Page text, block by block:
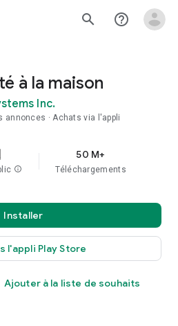
search help_outline
à la maison
Inc.
annonces Achats via l'appli
info
50 M+
Téléchargements
Installer
l'appli Play Store
Ajouter à la liste de souhaits